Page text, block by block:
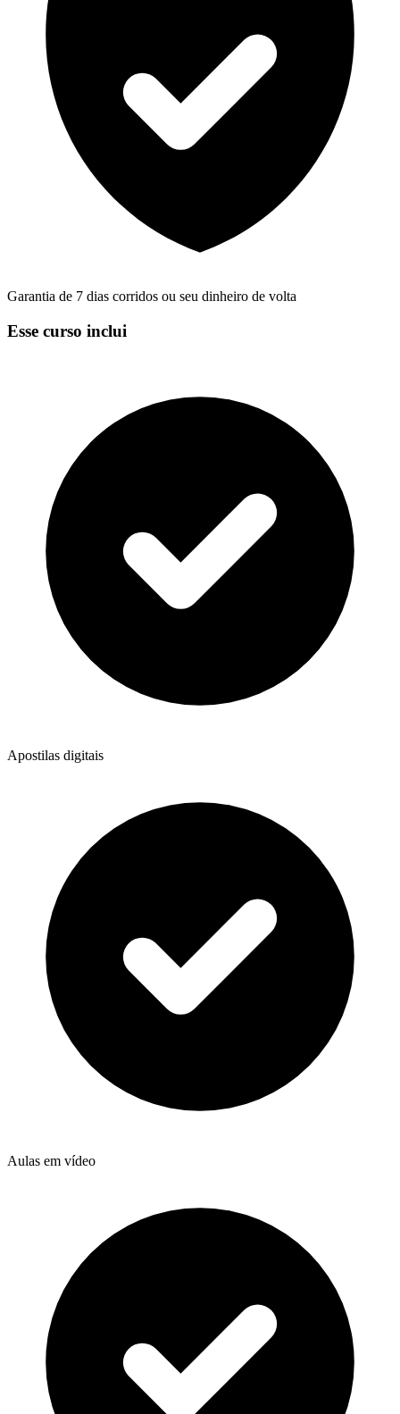
Garantia de 7 dias corridos ou seu dinheiro de volta
Esse curso inclui
Apostilas digitais
Aulas em vídeo